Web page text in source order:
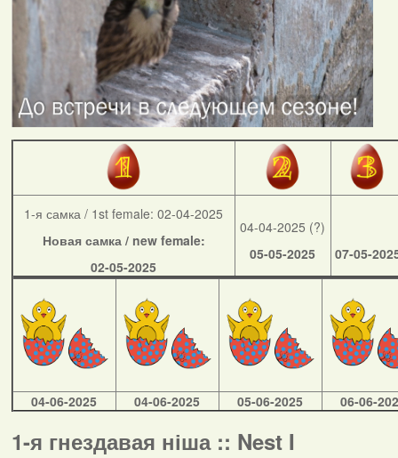
1-я самка / 1st female: 02-04-2025
Новая самка / new female:
02-05-2025
04-04-2025 (?)
05-05-2025
07-05-
04-06-2025 04-06-2025 05-06-2025 06-06-
1-я гнездавая ніша :: Nest I